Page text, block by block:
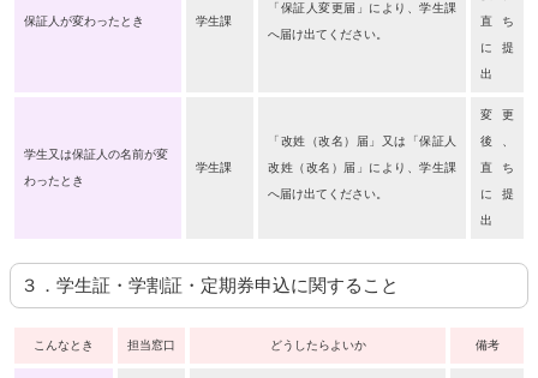
保証人が変わったとき 学生課
「保証人変更届」により、学生課
へ届け出てください。
直ち
に提
出
学生又は保証人の名前が変
わったとき
学生課
「改姓（改名）届」又は「保証人
改姓（改名）届」により、学生課
へ届け出てください。
変更
後、
直ち
に提
出
３．学生証・学割証・定期券申込に関すること
こんなとき 担当窓口 どうしたらよいか 備考